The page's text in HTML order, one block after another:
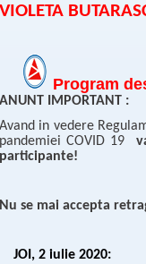
VIOLETA
Program
ANUNT IMPORTANT :
Avand in vedere
pandemiei COVID 19
participante!
Nu se mai accepta
JOI, 2 iulie 2020: